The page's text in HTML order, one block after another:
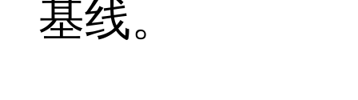
基线。